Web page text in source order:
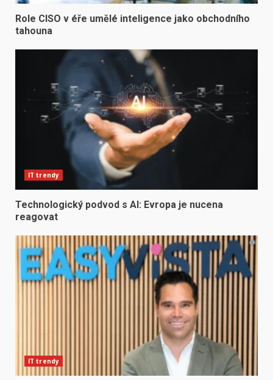
Role CISO v éře umělé inteligence jako obchodního
tahouna
IT trendy
Technologický podvod s AI: Evropa je nucena
reagovat
IT trendy